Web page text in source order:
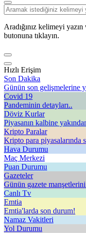
Aradığınız kelimeyi
butonuna tıklayın.
Hızlı Erişim
Son Dakika
Günün son gelişmelerine
Covid 19
Pandeminin detayları..
Döviz Kurlar
Piyasanın kalbine
Kripto Paralar
Kripto para piyasalarında
Hava Durumu
Maç Merkezi
Puan Durumu
Gazeteler
Günün gazete
Canlı Tv
Emtia
Emtia'larda son durum!
Namaz Vakitleri
Yol Durumu